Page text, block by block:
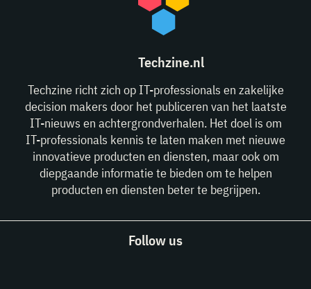
Techzine.nl
Techzine richt zich op IT-professionals en zakelijke
decision makers door het publiceren van het laatste
IT-nieuws en achtergrondverhalen. Het doel is om
IT-professionals kennis te laten maken met nieuwe
innovatieve producten en diensten, maar ook om
diepgaande informatie te bieden om te helpen
producten en diensten beter te begrijpen.
Follow us